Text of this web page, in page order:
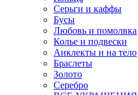
Серьги и каффы
Бусы
Любовь и помолвка
Колье и подвески
Анклекты и на тело
Браслеты
Золото
Серебро